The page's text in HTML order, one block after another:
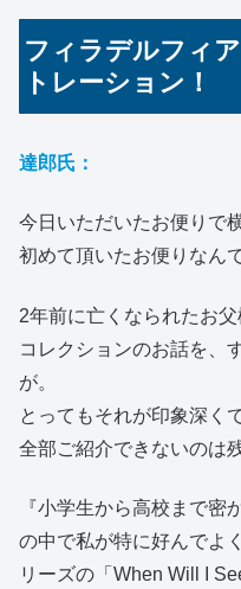
フィラデルフィ
トレーション！
達郎氏：
今日いただいたお便りで
初めて頂いたお便りなん
2年前に亡くなられたお
コレクションのお話を、
が。
とってもそれが印象深く
全部ご紹介できないのは
『小学生から高校まで密
の中で私が特に好んでよ
リーズの「When Will I